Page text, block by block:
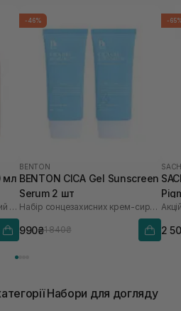
мл
Освітлюючий, антиоксидантний та омолоджуючий набір
-46%
BENTON
BENTON CICA Gel Sunscreen
Serum 2 шт
Набір сонцезахисних крем-сироваток
990₴1 840₴
-
2
Набори для догляду